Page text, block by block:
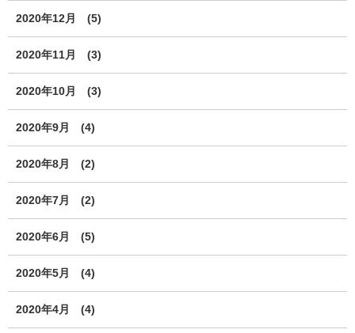
2020年12月 (5)
2020年11月 (3)
2020年10月 (3)
2020年9月 (4)
2020年8月 (2)
2020年7月 (2)
2020年6月 (5)
2020年5月 (4)
2020年4月 (4)